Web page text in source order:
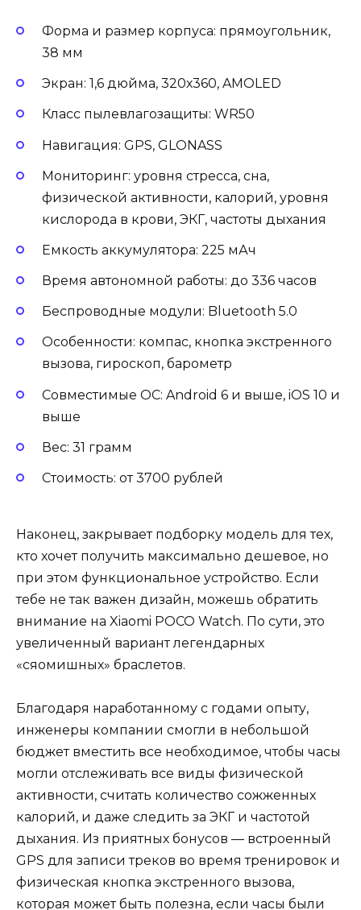
Форма и размер корпуса: прямоугольник,
38 мм
Экран: 1,6 дюйма, 320х360, AMOLED
Класс пылевлагозащиты: WR50
Навигация: GPS, GLONASS
Мониторинг: уровня стресса, сна,
физической активности, калорий, уровня
кислорода в крови, ЭКГ, частоты дыхания
Емкость аккумулятора: 225 мАч
Время автономной работы: до 336 часов
Беспроводные модули: Bluetooth 5.0
Особенности: компас, кнопка экстренного
вызова, гироскоп, барометр
Совместимые ОС: Android 6 и выше, iOS 10 и
выше
Вес: 31 грамм
Стоимость: от 3700 рублей
Наконец, закрывает подборку модель для тех,
кто хочет получить максимально дешевое, но
при этом функциональное устройство. Если
тебе не так важен дизайн, можешь обратить
внимание на Xiaomi POCO Watch. По сути, это
увеличенный вариант легендарных
«сяомишных» браслетов.
Благодаря наработанному с годами опыту,
инженеры компании смогли в небольшой
бюджет вместить все необходимое, чтобы часы
могли отслеживать все виды физической
активности, считать количество сожженных
калорий, и даже следить за ЭКГ и частотой
дыхания. Из приятных бонусов — встроенный
GPS для записи треков во время тренировок и
физическая кнопка экстренного вызова,
которая может быть полезна, если часы были